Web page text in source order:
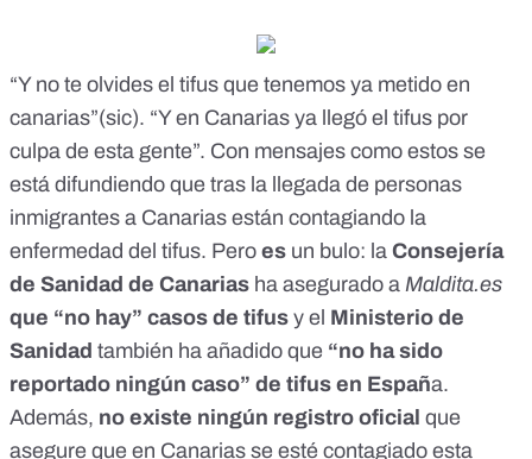
“Y no te olvides el tifus que tenemos ya metido en
canarias”(sic). “Y en Canarias ya llegó el tifus por
culpa de esta gente”. Con mensajes como estos se
está difundiendo que tras la llegada de personas
inmigrantes a Canarias están contagiando la
enfermedad del tifus. Pero es un bulo: la Consejería
de Sanidad de Canarias ha asegurado a Maldita.es
que “no hay” casos de tifus y el Ministerio de
Sanidad también ha añadido que “no ha sido
reportado ningún caso” de tifus en España.
Además, no existe ningún registro oficial que
asegure que en Canarias se esté contagiado esta